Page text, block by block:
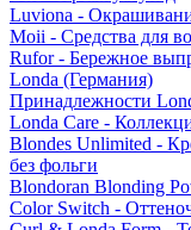
Luviona -
Moii - Средства для
Rufor - Бережное
Londa (Германия)
Принадлежности
Londa Care -
Blondes Unlimited -
без фольги
Blondoran Blonding
Color Switch -